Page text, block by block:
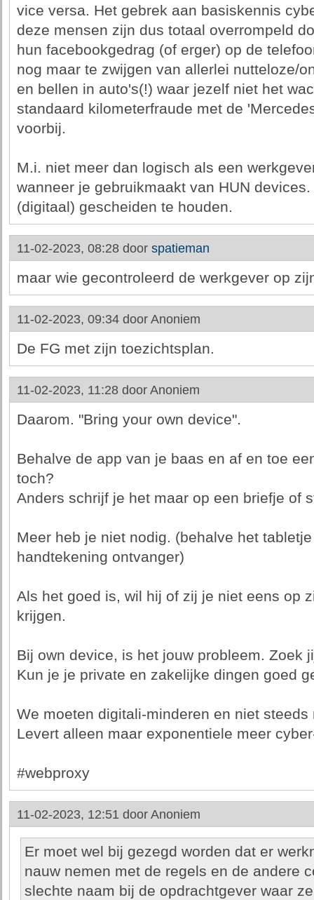
vice versa. Het gebrek aan basiskennis
deze mensen zijn dus totaal overrompeld
hun facebookgedrag (of erger) op de
nog maar te zwijgen van allerlei nutteloze/
en bellen in auto's(!) waar jezelf niet het
standaard kilometerfraude met de
voorbij.
M.i. niet meer dan logisch als een
wanneer je gebruikmaakt van HUN
(digitaal) gescheiden te houden.
11-02-2023, 08:28 door spatieman
maar wie gecontroleerd de werkgever op
11-02-2023, 09:34 door Anoniem
De FG met zijn toezichtsplan.
11-02-2023, 11:28 door Anoniem
Daarom. "Bring your own device".
Behalve de app van je baas en af en toe
toch?
Anders schrijf je het maar op een briefje of
Meer heb je niet nodig. (behalve het
handtekening ontvanger)
Als het goed is, wil hij of zij je niet eens op
krijgen.
Bij own device, is het jouw probleem. Zoek
Kun je je private en zakelijke dingen goed
We moeten digitali-minderen en niet
Levert alleen maar exponentiele meer
#webproxy
11-02-2023, 12:51 door Anoniem
Er moet wel bij gezegd worden dat er
nauw nemen met de regels en de andere
slechte naam bij de opdrachtgever waar